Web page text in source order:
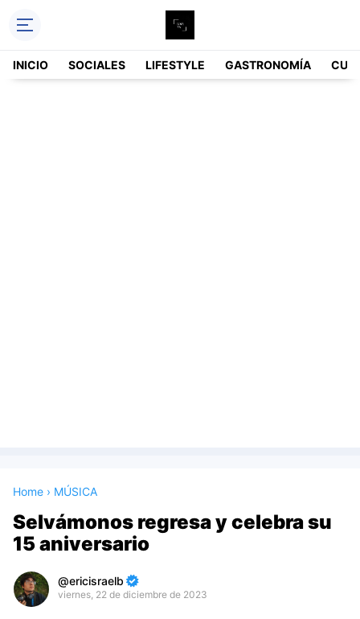
INICIO SOCIALES LIFESTYLE GASTRONOMÍA
Home › MÚSICA
Selvámonos regresa y celebra su
15 aniversario
ericisraelb
viernes, 22 de diciembre de 2023